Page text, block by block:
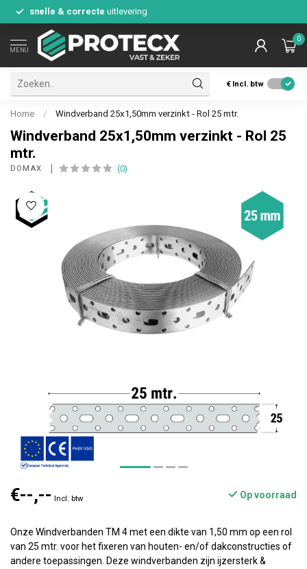
snelle & correcte uitlevering
MENU
0
€ Incl. btw
Home / Windverband 25x1,50mm verzinkt - Rol 25 mtr.
Windverband 25x1,50mm verzinkt - Rol 25
mtr.
DOMAX (0)
€--,-- Incl. btw Op voorraad
Onze Windverbanden TM 4 met een dikte van 1,50 mm op een rol
van 25 mtr. voor het fixeren van houten- en/of dakconstructies of
andere toepassingen. Deze windverbanden zijn ijzersterk &